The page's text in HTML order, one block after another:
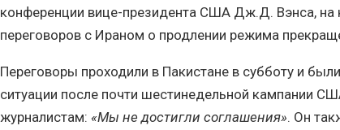
конференции вице-президента США Дж.Д. Вэнса, на
переговоров с Ираном о продлении режима
Переговоры проходили в Пакистане в субботу и
ситуации после почти шестинедельной кампании
журналистам: «Мы не достигли соглашения». Он